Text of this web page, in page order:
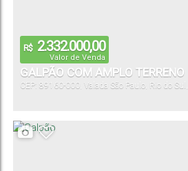
R$ 2.332.000,00
Valor de Venda
GALPÃO COM AMPLO TERRENO
CEP: 89160-000 Valada São Paulo Rio do Sul